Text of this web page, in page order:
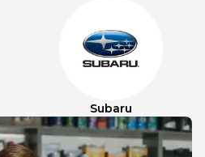
Subaru